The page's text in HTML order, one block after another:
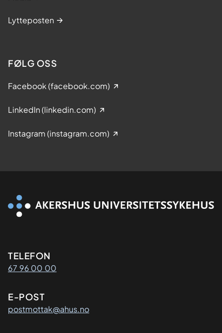
Lytteposten
FØLG OSS
Facebook (facebook.com)
LinkedIn (linkedin.com)
Instagram (instagram.com)
Kontaktinformasjon
TELEFON
67 96 00 00
E-POST
postmottak@ahus.no